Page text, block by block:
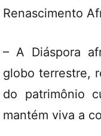
Renascimento
– A Diáspora
globo terrestre,
do patrimônio
mantém viva a